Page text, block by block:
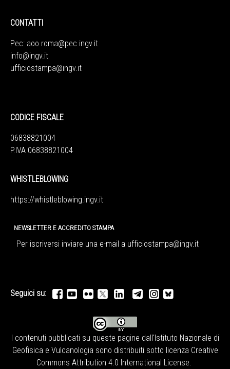
CONTATTI
Pec: aoo.roma@pec.ingv.it
info@ingv.it
ufficiostampa@ingv.it
CODICE FISCALE
06838821004
P.IVA 06838821004
WHISTLEBLOWING
https://whistleblowing.ingv.it
NEWSLETTER E ACCREDITO STAMPA
Per iscriversi inviare una e-mail a ufficiostampa@ingv.it
Seguici su:
I contenuti pubblicati su queste pagine dall' Istituto Nazionale di
Geofisica e Vulcanologia sono distribuiti sotto licenza Creative
Commons Attribution 4.0 International License.